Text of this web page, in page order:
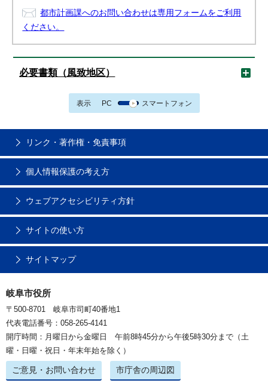
都市計画課へのお問い合わせは専用フォームをご利用
ください。
必要書類（風致地区）
表示 PC スマートフォン
リンク・著作権・免責事項
個人情報保護の考え方
ウェブアクセシビリティ方針
サイトの使い方
サイトマップ
岐阜市役所
〒500-8701 岐阜市司町40番地1
代表電話番号：058-265-4141
開庁時間：月曜日から金曜日 午前8時45分から午後5時30分まで（土
曜・日曜・祝日・年末年始を除く）
ご意見・お問い合わせ 市庁舎の周辺図